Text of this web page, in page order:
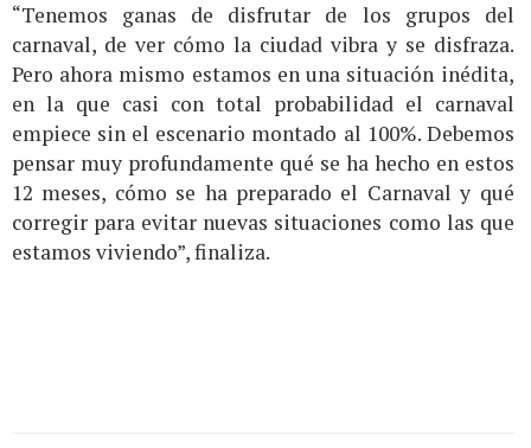
“Tenemos ganas de disfrutar de los grupos del
carnaval, de ver cómo la ciudad vibra y se disfraza.
Pero ahora mismo estamos en una situación inédita,
en la que casi con total probabilidad el carnaval
empiece sin el escenario montado al 100%. Debemos
pensar muy profundamente qué se ha hecho en estos
12 meses, cómo se ha preparado el Carnaval y qué
corregir para evitar nuevas situaciones como las que
estamos viviendo”, finaliza.